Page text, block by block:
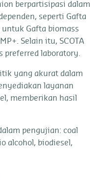
berpartisipasi dalam
seperti Gafta
Gafta biomass
Selain itu, SCOTA
preferred laboratory.
yang akurat dalam
layanan
memberikan hasil
pengujian: coal
alcohol, biodiesel,